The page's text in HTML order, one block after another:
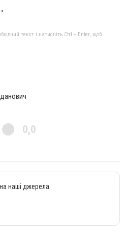
текст і натисніть Ctrl + Enter, щоб
0,0
наші джерела